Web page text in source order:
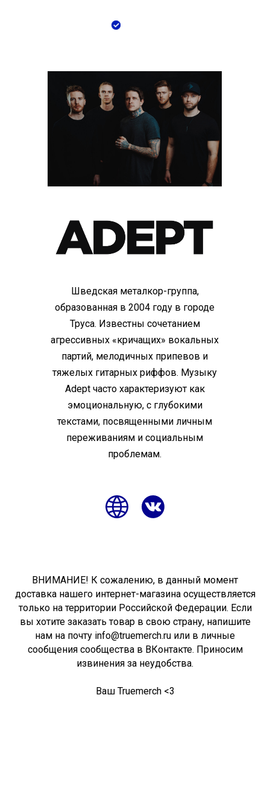
Шведская металкор-группа,
образованная в 2004 году в городе
Труса. Известны сочетанием
агрессивных «кричащих» вокальных
партий, мелодичных припевов и
тяжелых гитарных риффов. Музыку
Adept часто характеризуют как
эмоциональную, с глубокими
текстами, посвященными личным
переживаниям и социальным
проблемам.
ВНИМАНИЕ! К сожалению, в данный момент
доставка нашего интернет-магазина осуществляется
только на территории Российской Федерации. Если
вы хотите заказать товар в свою страну, напишите
нам на почту info@truemerch.ru или в личные
сообщения сообщества в ВКонтакте. Приносим
извинения за неудобства.
Ваш Truemerch <3